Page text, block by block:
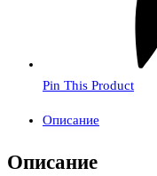
Pin This Product
Описание
Описание